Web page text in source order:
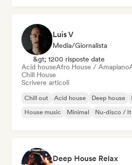
Luis V
Media/Giornalista
&gt; 1200 risposte date
Acid houseAfro House / Amapiano
Chill House
Scrivere articoli
Chill out Acid house Deep house
House music
Minimal Nu-disco /
Deep House Relax